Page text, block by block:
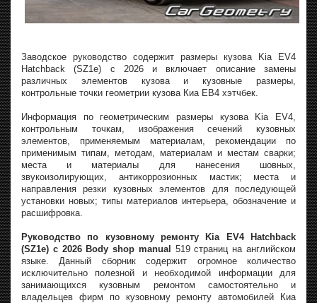
Заводское руководство содержит размеры кузова Kia EV4
Hatchback (SZ1e) с 2026 и включает описание замены
различных элементов кузова и кузовные размеры,
контрольные точки геометрии кузова Киа ЕВ4 хэтчбек.
Информация по геометрическим размеры кузова Kia EV4,
контрольным точкам, изображения сечений кузовных
элементов, применяемым материалам, рекомендации по
применимым типам, методам, материалам и местам сварки;
места и материалы для нанесения шовных,
звукоизолирующих, антикоррозионных мастик; места и
направления резки кузовных элементов для последующей
установки новых; типы материалов интерьера, обозначение и
расшифровка.
Руководство по кузовному ремонту Kia EV4 Hatchback
(SZ1e) с 2026 Body shop manual 519 страниц на английском
языке. Данный сборник содержит огромное количество
исключительно полезной и необходимой информации для
занимающихся кузовным ремонтом самостоятельно и
владельцев фирм по кузовному ремонту автомобилей Киа